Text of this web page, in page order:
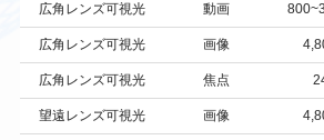
広角レンズ可視光 動画
広角レンズ可視光 画像
広角レンズ可視光 焦点
望遠レンズ可視光 画像